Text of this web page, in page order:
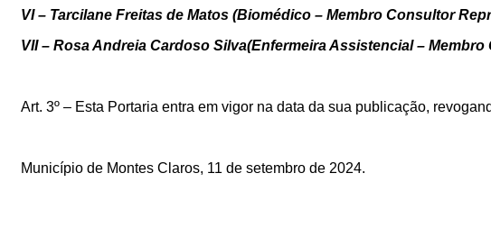
VI – Tarcilane Freitas de Matos (Biomédico – Membro Consultor
VII – Rosa Andreia Cardoso Silva(Enfermeira Assistencial –
Art. 3º – Esta Portaria entra em vigor na data da sua publicação,
Município de Montes Claros, 11 de setembro de 2024.